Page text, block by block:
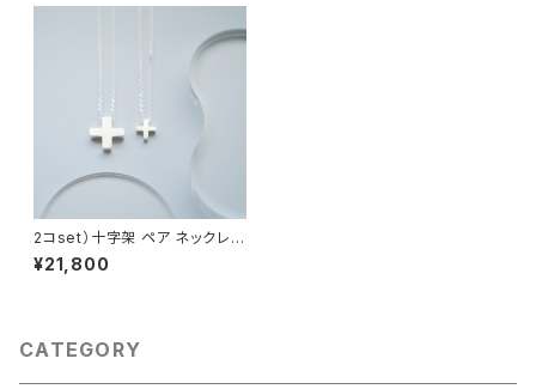
2コset）十字架 ペア ネックレス
シルバー925
¥21,800
CATEGORY